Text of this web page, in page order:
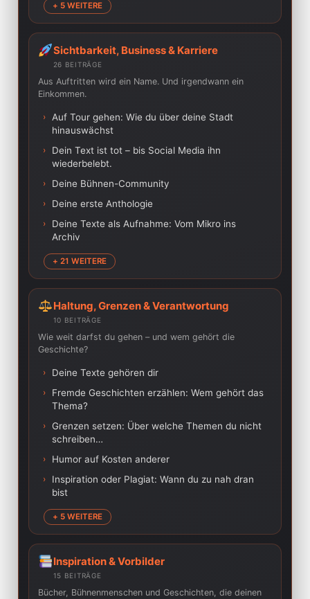
+ 5 WEITERE
Sichtbarkeit, Business & Karriere
26 BEITRÄGE
Aus Auftritten wird ein Name. Und irgendwann ein
Einkommen.
›
Auf Tour gehen: Wie du über deine Stadt
hinauswächst
›
Dein Text ist tot – bis Social Media ihn
wiederbelebt.
› Deine Bühnen-Community
› Deine erste Anthologie
›
Deine Texte als Aufnahme: Vom Mikro ins
Archiv
+ 21 WEITERE
Haltung, Grenzen & Verantwortung
10 BEITRÄGE
Wie weit darfst du gehen – und wem gehört die
Geschichte?
› Deine Texte gehören dir
›
Fremde Geschichten erzählen: Wem gehört das
Thema?
› Grenzen setzen: Über welche Themen du nicht
schreiben…
› Humor auf Kosten anderer
›
Inspiration oder Plagiat: Wann du zu nah dran
bist
+ 5 WEITERE
Inspiration & Vorbilder
15 BEITRÄGE
Bücher, Bühnenmenschen und Geschichten, die deinen